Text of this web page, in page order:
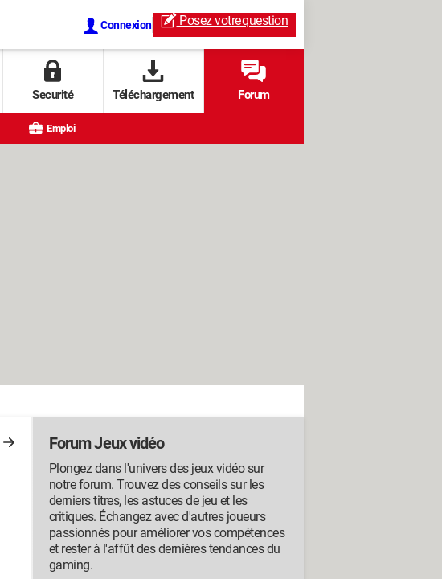
Connexion Posez votrequestion
Securité Téléchargement Forum
Emploi
Forum Jeux vidéo
Plongez dans l'univers des jeux vidéo sur
notre forum. Trouvez des conseils sur les
derniers titres, les astuces de jeu et les
critiques. Échangez avec d'autres joueurs
passionnés pour améliorer vos compétences
et rester à l'affût des dernières tendances du
gaming.